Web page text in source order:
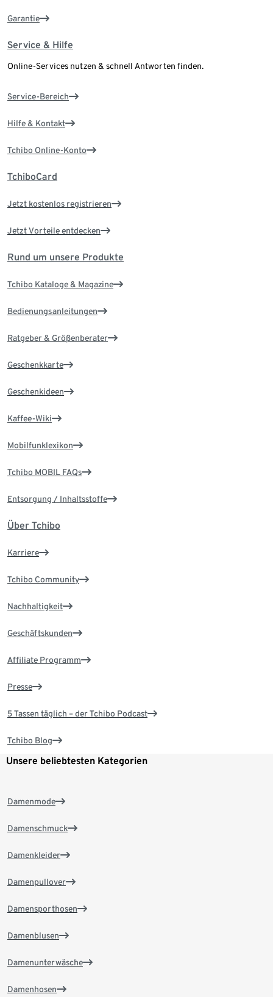
Garantie
Service & Hilfe
Online-Services nutzen & schnell Antworten finden.
Service-Bereich
Hilfe & Kontakt
Tchibo Online-Konto
TchiboCard
Jetzt kostenlos registrieren
Jetzt Vorteile entdecken
Rund um unsere Produkte
Tchibo Kataloge & Magazine
Bedienungsanleitungen
Ratgeber & Größenberater
Geschenkkarte
Geschenkideen
Kaffee-Wiki
Mobilfunklexikon
Tchibo MOBIL FAQs
Entsorgung / Inhaltsstoffe
Über Tchibo
Karriere
Tchibo Community
Nachhaltigkeit
Geschäftskunden
Affiliate Programm
Presse
5 Tassen täglich – der Tchibo Podcast
Tchibo Blog
Unsere beliebtesten Kategorien
Damenmode
Damenschmuck
Damenkleider
Damenpullover
Damensporthosen
Damenblusen
Damenunterwäsche
Damenhosen